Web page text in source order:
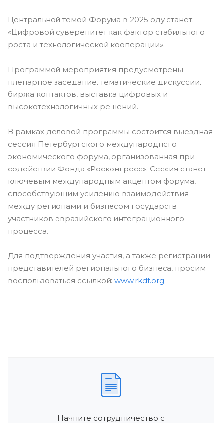
Центральной темой Форума в 2025 оду станет:
«Цифровой суверенитет как фактор стабильного
роста и технологической кооперации».
Программой мероприятия предусмотрены
пленарное заседание, тематические дискуссии,
биржа контактов, выставка цифровых и
высокотехнологичных решений.
В рамках деловой программы состоится выездная
сессия Петербургского международного
экономического форума, организованная при
содействии Фонда «Росконгресс». Сессия станет
ключевым международным акцентом форума,
способствующим усилению взаимодействия
между регионами и бизнесом государств
участников евразийского интеграционного
процесса.
Для подтверждения участия, а также регистрации
представителей регионального бизнеса, просим
воспользоваться ссылкой: www.rkdf.org
Начните сотрудничество с